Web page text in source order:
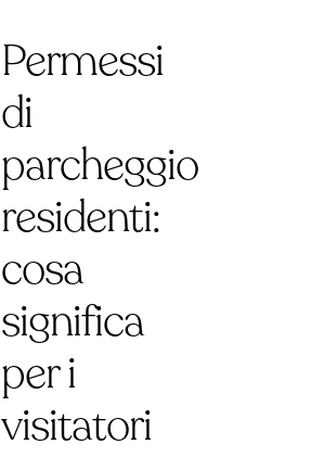
Permessi
di
parcheggio
residenti:
cosa
significa
per i
visitatori